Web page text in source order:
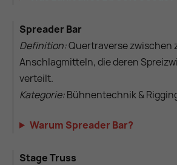
Spreader Bar
Definition:Quertraverse zwischen
Anschlagmitteln, die deren
verteilt.
Kategorie:Bühnentechnik &
Warum Spreader Bar?
Stage Truss